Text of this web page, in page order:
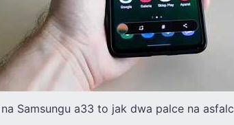
Samsungu a33 to jak dwa palce na